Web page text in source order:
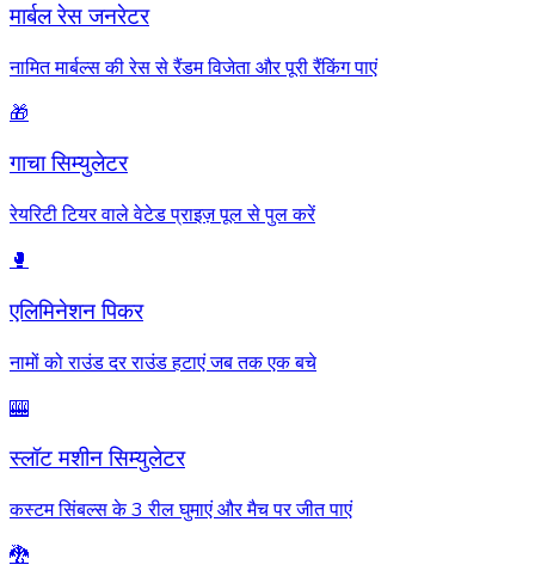
मार्बल रेस जनरेटर
नामित मार्बल्स की रेस से रैंडम विजेता और पूरी रैंकिंग पाएं
🎁
गाचा सिम्युलेटर
रेयरिटी टियर वाले वेटेड प्राइज़ पूल से पुल करें
🥊
एलिमिनेशन पिकर
नामों को राउंड दर राउंड हटाएं जब तक एक बचे
🎰
स्लॉट मशीन सिम्युलेटर
कस्टम सिंबल्स के 3 रील घुमाएं और मैच पर जीत पाएं
🐉